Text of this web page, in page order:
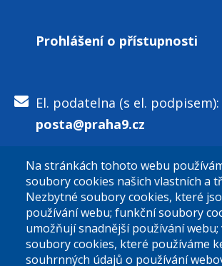
Prohlášení o přístupnosti
El. podatelna (s el. podpisem):
posta@praha9.cz
El. podatelna (bez el.
podatelna@praha9.cz
Na stránkách tohoto webu
soubory cookies našich vlastních a
Nezbytné soubory cookies, které
používání webu; funkční soubory
umožňují snadnější používání
soubory cookies, které používáme
souhrnných údajů o používání